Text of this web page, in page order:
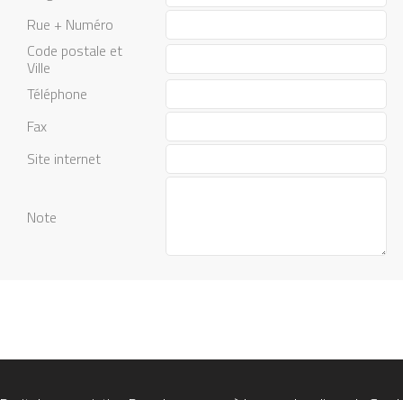
Rue + Numéro
Code postale et
Ville
Téléphone
Fax
Site internet
Note